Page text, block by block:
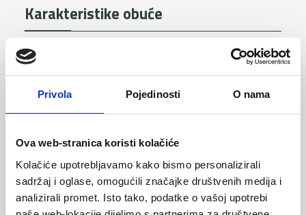
Privola Pojedinosti O nama
Ova web-stranica koristi kolačiće
Kolačiće upotrebljavamo kako bismo personalizirali
sadržaj i oglase, omogućili značajke društvenih medija i
analizirali promet. Isto tako, podatke o vašoj upotrebi
Karakteristike obuće
Gornjište otporno na toplinu